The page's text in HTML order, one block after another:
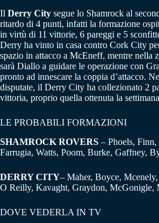
Il Derry City segue lo Shamrock al
ritardo di 4 punti, infatti la formazione
in virtù di 11 vittorie, 6 pareggi e 5
Derry ha vinto in casa contro Cork City
spazio in attacco a McEneff, mentre nella
sarà Diallo a guidare le operazione con
pronto ad innescare la coppia d’attacco.
disputate, il Derry City ha collezionato 2
vittoria, proprio quella ottenuta la
LE PROBABILI FORMAZIONI
SHAMROCK ROVERS – Phoels,
Farrugia, Watts, Poom, Burke, Gaffney,
DERRY CITY– Maher, Boyce,
O Reilly, Kavaght, Graydon, McGonigle,
DOVE VEDERLA IN TV